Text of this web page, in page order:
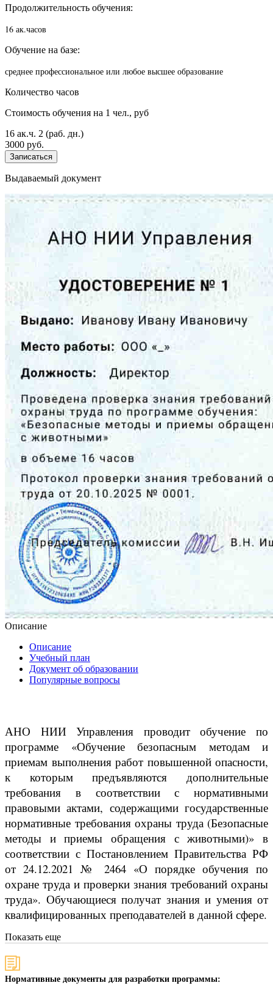
Продолжительность обучения:
16 ак.часов
Обучение на базе:
среднее профессиональное или любое высшее образование
Количество часов
Стоимость обучения на 1 чел., руб
16 ак.ч. 2 (раб. дн.)
3000 руб.
Записаться
Выдаваемый документ
Описание
Описание
Учебный план
Документ об образовании
Популярные вопросы
АНО НИИ Управления проводит обучение по
программе «Обучение безопасным методам и
приемам выполнения работ повышенной опасности,
к которым предъявляются дополнительные
требования в соответствии с нормативными
правовыми актами, содержащими государственные
нормативные требования охраны труда (Безопасные
методы и приемы обращения с животными)» в
соответствии с Постановлением Правительства РФ
от 24.12.2021 № 2464 «О порядке обучения по
охране труда и проверки знания требований охраны
труда». Обучающиеся получат знания и умения от
квалифицированных преподавателей в данной сфере.
Показать еще
Нормативные документы для разработки программы: